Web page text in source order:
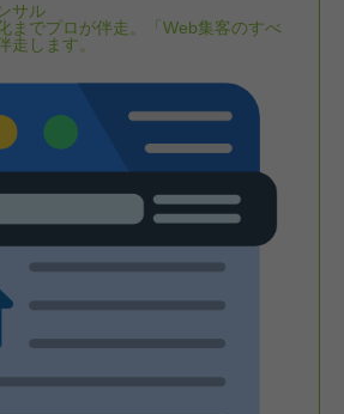
サル
までプロが伴走。「Web集客のすべ
走します。